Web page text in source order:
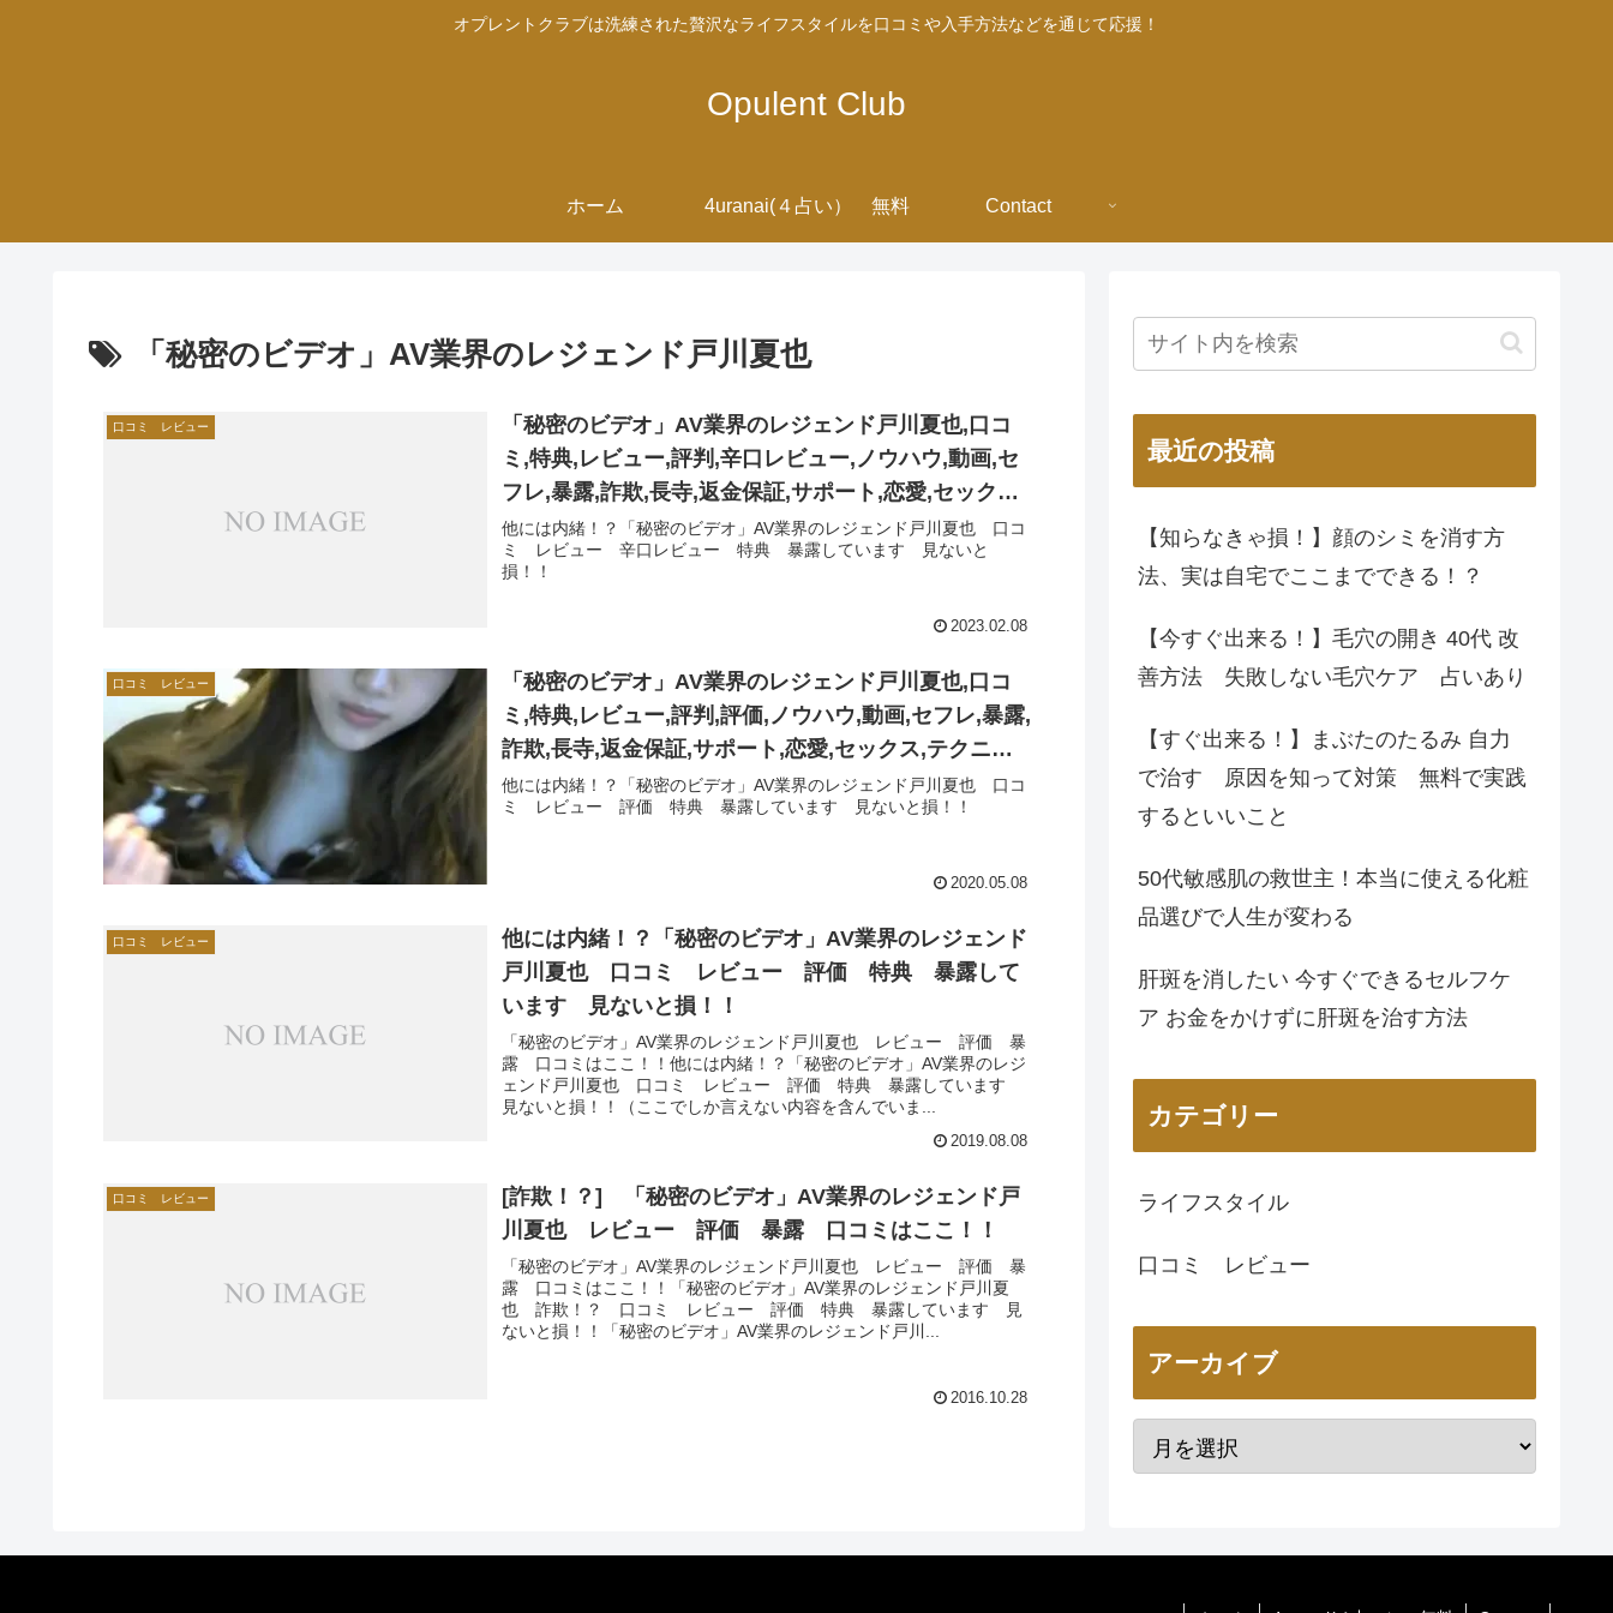
オプレントクラブは洗練された贅沢なライフスタイルを口コミや入手方法などを通じて応援！
Opulent Club
ホーム 4uranai(４占い） 無料 Contact
「秘密のビデオ」AV業界のレジェンド戸川夏也
口コミ レビュー
「秘密のビデオ」AV業界のレジェンド戸川夏也,口コ
ミ,特典,レビュー,評判,辛口レビュー,ノウハウ,動画,セ
フレ,暴露,詐欺,長寺,返金保証,サポート,恋愛,セックス,
テクニック,
他には内緒！？「秘密のビデオ」AV業界のレジェンド戸川夏也 口コ
ミ レビュー 辛口レビュー 特典 暴露しています 見ないと
損！！
2023.02.08
口コミ レビュー
「秘密のビデオ」AV業界のレジェンド戸川夏也,口コ
ミ,特典,レビュー,評判,評価,ノウハウ,動画,セフレ,暴露,
詐欺,長寺,返金保証,サポート,恋愛,セックス,テクニッ
ク,
他には内緒！？「秘密のビデオ」AV業界のレジェンド戸川夏也 口コ
ミ レビュー 評価 特典 暴露しています 見ないと損！！
2020.05.08
口コミ レビュー
他には内緒！？「秘密のビデオ」AV業界のレジェンド
戸川夏也 口コミ レビュー 評価 特典 暴露して
います 見ないと損！！
「秘密のビデオ」AV業界のレジェンド戸川夏也 レビュー 評価 暴
露 口コミはここ！！他には内緒！？「秘密のビデオ」AV業界のレジ
ェンド戸川夏也 口コミ レビュー 評価 特典 暴露しています
見ないと損！！（ここでしか言えない内容を含んでいま...
2019.08.08
口コミ レビュー
[詐欺！？] 「秘密のビデオ」AV業界のレジェンド戸
川夏也 レビュー 評価 暴露 口コミはここ！！
「秘密のビデオ」AV業界のレジェンド戸川夏也 レビュー 評価 暴
露 口コミはここ！！「秘密のビデオ」AV業界のレジェンド戸川夏
也 詐欺！？ 口コミ レビュー 評価 特典 暴露しています 見
ないと損！！「秘密のビデオ」AV業界のレジェンド戸川...
2016.10.28
最近の投稿
【知らなきゃ損！】顔のシミを消す方
法、実は自宅でここまでできる！？
【今すぐ出来る！】毛穴の開き 40代 改
善方法 失敗しない毛穴ケア 占いあり
【すぐ出来る！】まぶたのたるみ 自力
で治す 原因を知って対策 無料で実践
するといいこと
50代敏感肌の救世主！本当に使える化粧
品選びで人生が変わる
肝斑を消したい 今すぐできるセルフケ
ア お金をかけずに肝斑を治す方法
カテゴリー
ライフスタイル
口コミ レビュー
アーカイブ